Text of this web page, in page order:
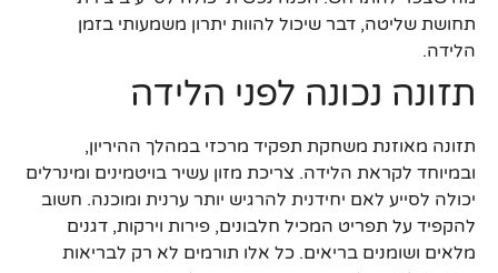
תחושת שליטה, דבר שיכול להוות יתרון משמעותי בזמן
הלידה.
תזונה נכונה לפני הלידה
תזונה מאוזנת משחקת תפקיד מרכזי במהלך ההיריון,
ובמיוחד לקראת הלידה. צריכת מזון עשיר בויטמינים ומינרלים
יכולה לסייע לאם יחידנית להרגיש יותר ערנית ומוכנה. חשוב
להקפיד על תפריט המכיל חלבונים, פירות וירקות, דגנים
מלאים ושומנים בריאים. כל אלו תורמים לא רק לבריאות